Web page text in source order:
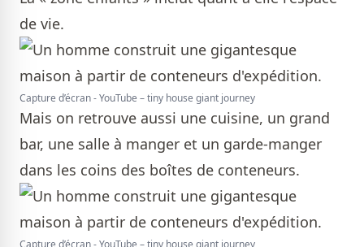
de vie.
Capture d’écran - YouTube – tiny house giant journey
Mais on retrouve aussi une cuisine, un grand
bar, une salle à manger et un garde-manger
dans les coins des boîtes de conteneurs.
Capture d’écran - YouTube – tiny house giant journey